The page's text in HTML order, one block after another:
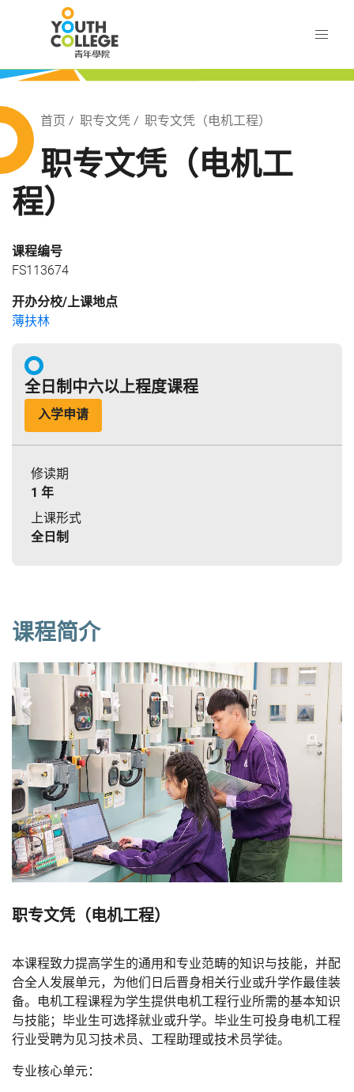
content
Breadcrumb
首页 职专文凭 职专文凭（电机工程）
职专文凭（电机工
程）
课程编号
FS113674
开办分校/上课地点
薄扶林
全日制中六以上程度课程
入学申请
修读期
1 年
上课形式
全日制
课程简介
职专文凭（电机工程）
本课程致力提高学生的通用和专业范畴的知识与技能，并配
合全人发展单元，为他们日后晋身相关行业或升学作最佳装
备。电机工程课程为学生提供电机工程行业所需的基本知识
与技能；毕业生可选择就业或升学。毕业生可投身电机工程
行业受聘为见习技术员、工程助理或技术员学徒。
专业核心单元：